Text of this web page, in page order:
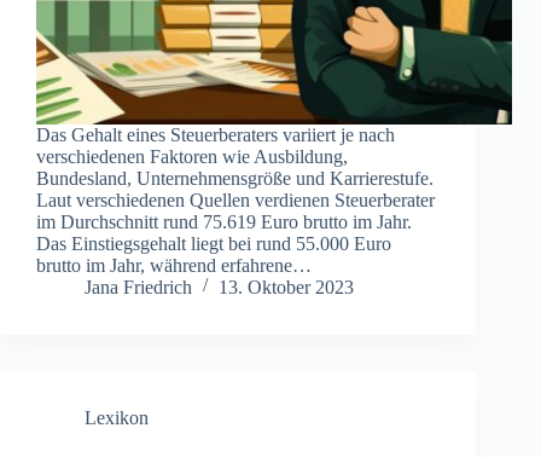
Das Gehalt eines Steuerberaters variiert je nach
verschiedenen Faktoren wie Ausbildung,
Bundesland, Unternehmensgröße und Karrierestufe.
Laut verschiedenen Quellen verdienen Steuerberater
im Durchschnitt rund 75.619 Euro brutto im Jahr.
Das Einstiegsgehalt liegt bei rund 55.000 Euro
brutto im Jahr, während erfahrene…
Jana Friedrich
13. Oktober 2023
Lexikon